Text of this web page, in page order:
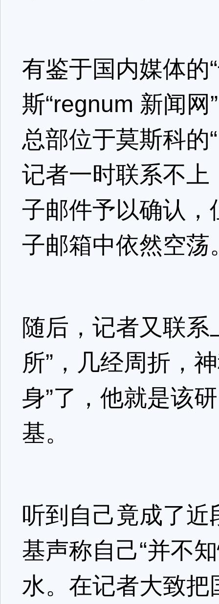
有鉴于国内媒体的
斯“regnum 新闻
总部位于莫斯科的
记者一时联系不
子邮件予以确认
子邮箱中依然空荡
随后，记者又联系
所”，几经周折，
身”了，他就是该
基。
听到自己竟成了近
基声称自己“并不
水。在记者大致